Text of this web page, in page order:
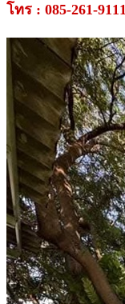
โทร : 085-261-9111